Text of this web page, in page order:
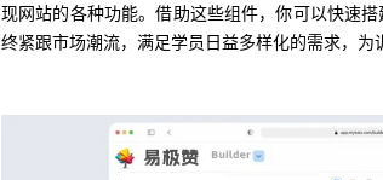
现网站的各种功能。借助这些组件，你可以快速
终紧跟市场潮流，满足学员日益多样化的需求，为